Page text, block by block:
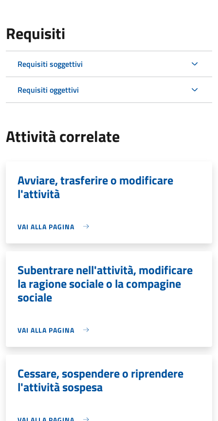
Requisiti
Requisiti soggettivi
Requisiti oggettivi
Attività correlate
Avviare, trasferire o modificare
l'attività
VAI ALLA PAGINA
Subentrare nell'attività, modificare
la ragione sociale o la compagine
sociale
VAI ALLA PAGINA
Cessare, sospendere o riprendere
l'attività sospesa